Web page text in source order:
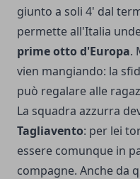
giunto a soli 4' dal
permette all'Italia
prime otto d'Europa.
vien mangiando: la
può regalare alle
La squadra azzurra
Tagliavento: per lei
essere comunque in
compagne. Anche da